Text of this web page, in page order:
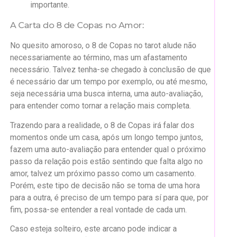
importante.
A Carta do 8 de Copas no Amor:
No quesito amoroso, o 8 de Copas no tarot alude não
necessariamente ao término, mas um afastamento
necessário. Talvez tenha-se chegado à conclusão de que
é necessário dar um tempo por exemplo, ou até mesmo,
seja necessária uma busca interna, uma auto-avaliação,
para entender como tornar a relação mais completa.
Trazendo para a realidade, o 8 de Copas irá falar dos
momentos onde um casa, após um longo tempo juntos,
fazem uma auto-avaliação para entender qual o próximo
passo da relação pois estão sentindo que falta algo no
amor, talvez um próximo passo como um casamento.
Porém, este tipo de decisão não se toma de uma hora
para a outra, é preciso de um tempo para sí para que, por
fim, possa-se entender a real vontade de cada um.
Caso esteja solteiro, este arcano pode indicar a